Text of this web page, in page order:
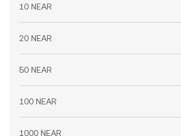
10 NEAR
20 NEAR
50 NEAR
100 NEAR
1000 NEAR